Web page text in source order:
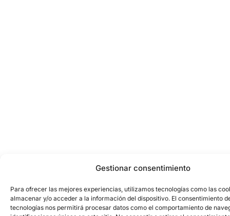
Gestionar consentimiento
Para ofrecer las mejores experiencias, utilizamos tecnologías como las
almacenar y/o acceder a la información del dispositivo. El consentimiento
tecnologías nos permitirá procesar datos como el comportamiento de